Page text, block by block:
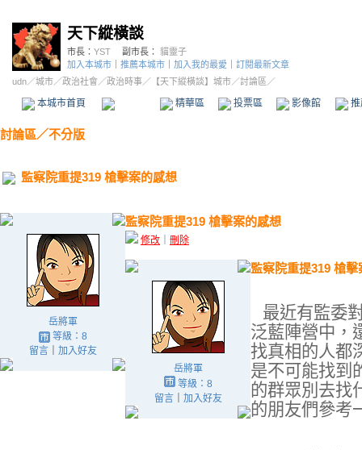
天下縱橫談
市長： YST 副市長： 貓靈子
加入本城市
推薦本城市 加入我的最愛
訂閱最新文章
udn／城市／政治社會 ／政治時事／ 【天下縱橫談】城市／討論區／
本城市首頁 精華區 投票區 影像館
討論區／不分版
監察院重提319 槍擊案的感想
岳將軍
等級：8
留言｜ 加入好友
監察院重提319 槍擊案的感想
修改 刪除
岳將軍
等級：8
留言｜ 加入好友
監察院重提319 槍擊
最近有監委
泛藍陣營中，
找真相的人都
是不可能找到
的群眾別去找
的朋友們參考